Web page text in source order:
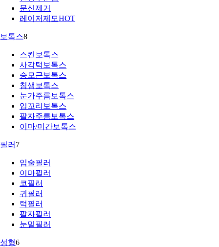
문신제거
레이저제모HOT
보톡스8
스킨보톡스
사각턱보톡스
승모근보톡스
침샘보톡스
눈가주름보톡스
입꼬리보톡스
팔자주름보톡스
이마/미간보톡스
필러 7
입술필러
이마필러
코필러
귀필러
턱필러
팔자필러
눈밑필러
성형6